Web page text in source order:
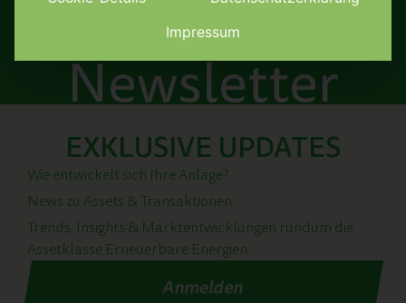
Newsletter
EXKLUSIVE UPDATES
Wie entwickelt sich Ihre Anlage?
News zu Assets & Transaktionen
Trends, Insights & Marktentwicklungen rundum die
Assetklasse Erneuerbare Energien
Anmelden
Impressum